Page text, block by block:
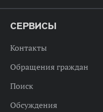
СЕРВИСЫ
Контакты
Обращения граждан
Поиск
Обсуждения